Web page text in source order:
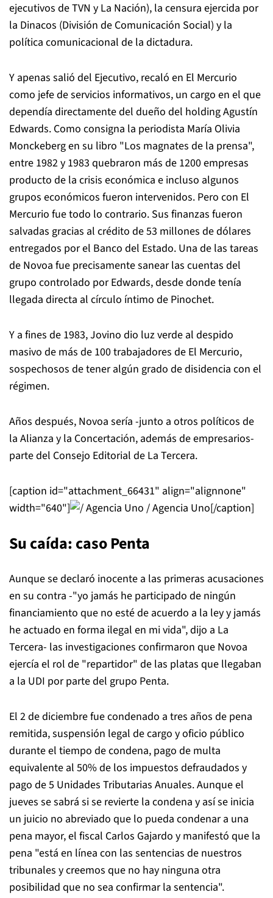
ejecutivos de TVN y La Nación), la censura ejercida por
la Dinacos (División de Comunicación Social) y la
política comunicacional de la dictadura.
Y apenas salió del Ejecutivo, recaló en El Mercurio
como jefe de servicios informativos, un cargo en el que
dependía directamente del dueño del holding Agustín
Edwards. Como consigna la periodista María Olivia
Monckeberg en su libro "Los magnates de la prensa",
entre 1982 y 1983 quebraron más de 1200 empresas
producto de la crisis económica e incluso algunos
grupos económicos fueron intervenidos. Pero con El
Mercurio fue todo lo contrario. Sus finanzas fueron
salvadas gracias al crédito de 53 millones de dólares
entregados por el Banco del Estado. Una de las tareas
de Novoa fue precisamente sanear las cuentas del
grupo controlado por Edwards, desde donde tenía
llegada directa al círculo íntimo de Pinochet.
Y a fines de 1983, Jovino dio luz verde al despido
masivo de más de 100 trabajadores de El Mercurio,
sospechosos de tener algún grado de disidencia con el
régimen.
Años después, Novoa sería -junto a otros políticos de
la Alianza y la Concertación, además de empresarios-
parte del Consejo Editorial de La Tercera.
[caption id="attachment_66431" align="alignnone"
width="640"]
/ Agencia Uno[/caption]
Su caída: caso Penta
Aunque se declaró inocente a las primeras acusaciones
en su contra -"yo jamás he participado de ningún
financiamiento que no esté de acuerdo a la ley y jamás
he actuado en forma ilegal en mi vida", dijo a La
Tercera- las investigaciones confirmaron que Novoa
ejercía el rol de "repartidor" de las platas que llegaban
a la UDI por parte del grupo Penta.
El 2 de diciembre fue condenado a tres años de pena
remitida, suspensión legal de cargo y oficio público
durante el tiempo de condena, pago de multa
equivalente al 50% de los impuestos defraudados y
pago de 5 Unidades Tributarias Anuales. Aunque el
jueves se sabrá si se revierte la condena y así se inicia
un juicio no abreviado que lo pueda condenar a una
pena mayor, el fiscal Carlos Gajardo y manifestó que la
pena "está en línea con las sentencias de nuestros
tribunales y creemos que no hay ninguna otra
posibilidad que no sea confirmar la sentencia".